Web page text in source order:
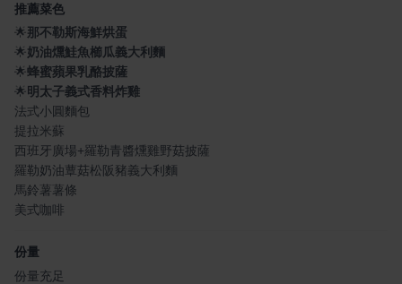
推薦菜色
🌟那不勒斯海鮮烘蛋
🌟奶油燻鮭魚櫛瓜義大利麵
🌟蜂蜜蘋果乳酪披薩
🌟明太子義式香料炸雞
法式小圓麵包
提拉米蘇
西班牙廣場+羅勒青醬燻雞野菇披薩
羅勒奶油蕈菇松阪豬義大利麵
馬鈴薯薯條
美式咖啡
份量
份量充足